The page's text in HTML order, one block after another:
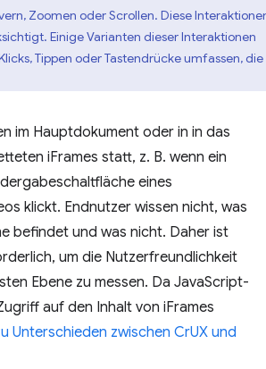
Zoomen oder Scrollen. Diese
Einige Varianten dieser Interaktionen
Tippen oder Tastendrücke umfassen, die
im Hauptdokument oder in in das
iFrames statt, z. B. wenn ein
eines
klickt. Endnutzer wissen nicht, was
befindet und was nicht. Daher ist
um die Nutzerfreundlichkeit
Ebene zu messen. Da JavaScript-
auf den Inhalt von iFrames
Unterschieden zwischen CrUX und